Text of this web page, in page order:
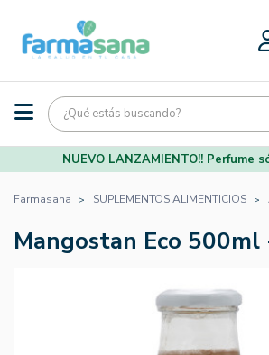
NUEVO LANZAMIENTO!! Perfume
Farmasana SUPLEMENTOS ALIMENTICIOS
Mangostan Eco